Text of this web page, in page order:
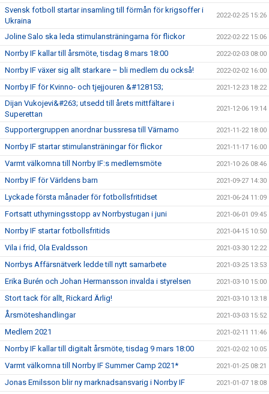
Svensk fotboll startar insamling till förmån för krigsoffer i
Ukraina
2022-02-25 15:26
Joline Salo ska leda stimulansträningarna för flickor 2022-02-22 15:06
Norrby IF kallar till årsmöte, tisdag 8 mars 18:00 2022-02-03 08:00
Norrby IF växer sig allt starkare – bli medlem du också! 2022-02-02 16:00
Norrby IF för Kvinno- och tjejjouren &#128153; 2021-12-23 18:22
Dijan Vukojevi&#263; utsedd till årets mittfältare i
Superettan
2021-12-06 19:14
Supportergruppen anordnar bussresa till Värnamo 2021-11-22 18:00
Norrby IF startar stimulansträningar för flickor 2021-11-17 16:00
Varmt välkomna till Norrby IF:s medlemsmöte 2021-10-26 08:46
Norrby IF för Världens barn 2021-09-27 14:30
Lyckade första månader för fotbollsfritidset 2021-06-24 11:09
Fortsatt uthyrningsstopp av Norrbystugan i juni 2021-06-01 09:45
Norrby IF startar fotbollsfritids 2021-04-15 10:50
Vila i frid, Ola Evaldsson 2021-03-30 12:22
Norrbys Affärsnätverk ledde till nytt samarbete 2021-03-25 13:53
Erika Burén och Johan Hermansson invalda i styrelsen 2021-03-10 15:00
Stort tack för allt, Rickard Ärlig! 2021-03-10 13:18
Årsmöteshandlingar 2021-03-03 15:52
Medlem 2021 2021-02-11 11:46
Norrby IF kallar till digitalt årsmöte, tisdag 9 mars 18:00 2021-02-02 10:05
Varmt välkomna till Norrby IF Summer Camp 2021* 2021-01-25 08:21
Jonas Emilsson blir ny marknadsansvarig i Norrby IF 2021-01-07 18:08